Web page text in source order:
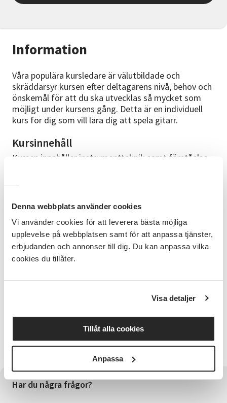
Denna webbplats använder cookies
Vi använder cookies för att leverera bästa möjliga
upplevelse på webbplatsen samt för att anpassa tjänster,
erbjudanden och annonser till dig. Du kan anpassa vilka
cookies du tillåter.
Visa detaljer
Tillåt alla cookies
Anpassa
Information
Våra populära kursledare är välutbildade och
skräddarsyr kursen efter deltagarens nivå, behov och
önskemål för att du ska utvecklas så mycket som
möjligt under kursens gång. Detta är en individuell
kurs för dig som vill lära dig att spela gitarr.
Kursinnehåll
Kursen innehåller instrumentteknik samt förståelse
Förkunskaper
Kursen vänder sig både till dig som är nybörjare som
till dig som vill utvecklas med din gitarr.
Kursledare
gitarrlärare och har också jobbat med musik i olika
erfarenhet av undervisning för nybörjare och mer
Viktig information
Egen gitarr medtags till samtliga träffar.
Har du några frågor?